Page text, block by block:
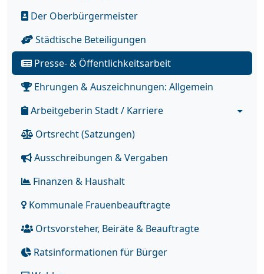
Der Oberbürgermeister
Städtische Beteiligungen
Presse- & Öffentlichkeitsarbeit
Ehrungen & Auszeichnungen: Allgemein
Arbeitgeberin Stadt / Karriere
Ortsrecht (Satzungen)
Ausschreibungen & Vergaben
Finanzen & Haushalt
Kommunale Frauenbeauftragte
Ortsvorsteher, Beiräte & Beauftragte
Ratsinformationen für Bürger